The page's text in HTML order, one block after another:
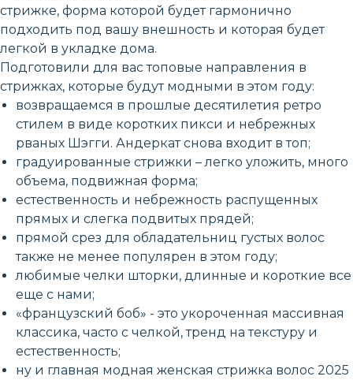
стрижке, форма которой будет гармонично
подходить под вашу внешность и которая будет
легкой в укладке дома.
Подготовили для вас топовые направления в
стрижках, которые будут модными в этом году:
возвращаемся в прошлые десятилетия ретро
стилем в виде коротких пикси и небрежных
рваных Шэгги. Андеркат снова входит в топ;
градуированные стрижки – легко уложить, много
объема, подвижная форма;
естественность и небрежность распущенных
прямых и слегка подвитых прядей;
прямой срез для обладательниц густых волос
также не менее популярен в этом году;
любимые челки шторки, длинные и короткие все
еще с нами;
«французский боб» - это укороченная массивная
классика, часто с челкой, тренд на текстуру и
естественность;
ну и главная модная женская стрижка волос 2025